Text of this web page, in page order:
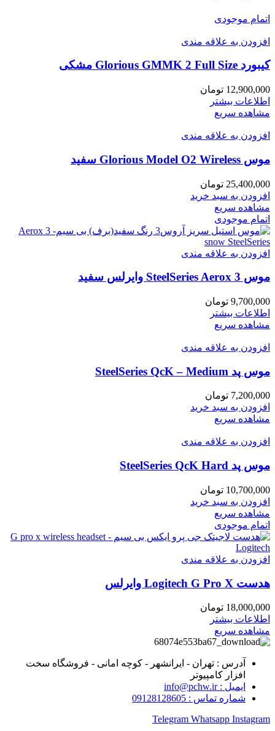
اتمام موجودی
افزودن به علاقه مندی
کیبورد Glorious GMMK 2 Full Size مشکی
12,900,000 تومان
اطلاعات بیشتر
مشاهده سریع
افزودن به علاقه مندی
موس Glorious Model O2 Wireless سفید
25,400,000 تومان
افزودن به سبد خرید
مشاهده سریع
اتمام موجودی
افزودن به علاقه مندی
موس SteelSeries Aerox 3 وایرلس سفید
9,700,000 تومان
اطلاعات بیشتر
مشاهده سریع
افزودن به علاقه مندی
موس پد SteelSeries QcK – Medium
7,200,000 تومان
افزودن به سبد خرید
مشاهده سریع
افزودن به علاقه مندی
موس پد SteelSeries QcK Hard
10,700,000 تومان
افزودن به سبد خرید
مشاهده سریع
اتمام موجودی
افزودن به علاقه مندی
هدست Logitech G Pro X وایرلس
18,000,000 تومان
اطلاعات بیشتر
مشاهده سریع
آدرس : تهران - ایرانشهر - کوچه امانی - فروشگاه سخت
افزار کامپیوتر
ایمیل : info@pchw.ir
شماره تماس : 09128128605
Telegram Whatsapp Instagram